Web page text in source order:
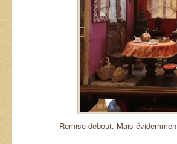
Remise debout. Mais